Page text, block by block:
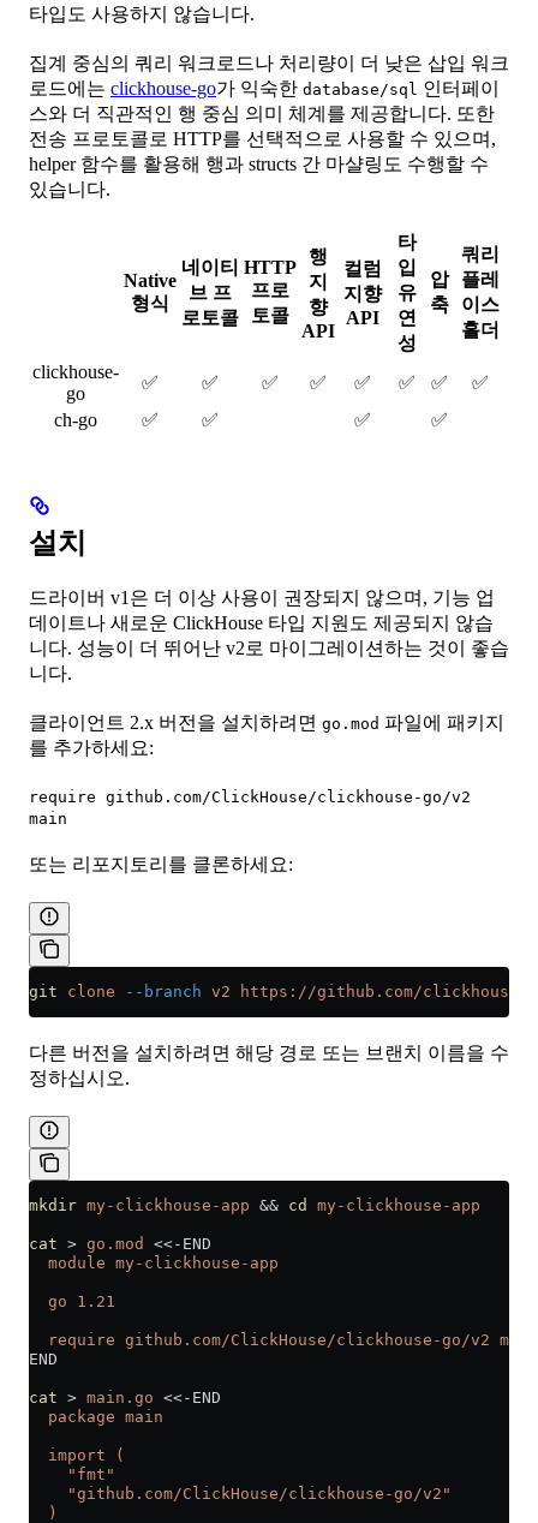
타입도 사용하지 않습니다.
집계 중심의 쿼리 워크로드나 처리량이 더 낮은 삽입 워크
로드에는 clickhouse-go가 익숙한 database/sql 인터페이
스와 더 직관적인 행 중심 의미 체계를 제공합니다. 또한
전송 프로토콜로 HTTP를 선택적으로 사용할 수 있으며,
helper 함수를 활용해 행과 structs 간 마샬링도 수행할 수
있습니다.
Native
형식
네이티
브 프
로토콜
HTTP
프로
토콜
행
지
향
API
컬럼
지향
API
타
입
유
연
성
압
축
쿼리
플레
이스
홀더
clickhouse-
go
✅ ✅ ✅ ✅ ✅ ✅ ✅
✅
ch-go
✅ ✅ ✅ ✅
설치
드라이버 v1은 더 이상 사용이 권장되지 않으며, 기능 업
데이트나 새로운 ClickHouse 타입 지원도 제공되지 않습
니다. 성능이 더 뛰어난 v2로 마이그레이션하는 것이 좋습
니다.
클라이언트 2.x 버전을 설치하려면 go.mod 파일에 패키지
를 추가하세요:
require github.com/ClickHouse/clickhouse-go/v2
main
또는 리포지토리를 클론하세요:
git clone --branch v2 https://github.com/clickhouse/
다른 버전을 설치하려면 해당 경로 또는 브랜치 이름을 수
정하십시오.
mkdir my-clickhouse-app && cd my-clickhouse-app
cat > go.mod <<- END
  module my-clickhouse-app
  go 1.21
  require github.com/ClickHouse/clickhouse-go/v2 main
END
cat > main.go <<- END
  package main
  import (
    "fmt"
    "github.com/ClickHouse/clickhouse-go/v2"
  )